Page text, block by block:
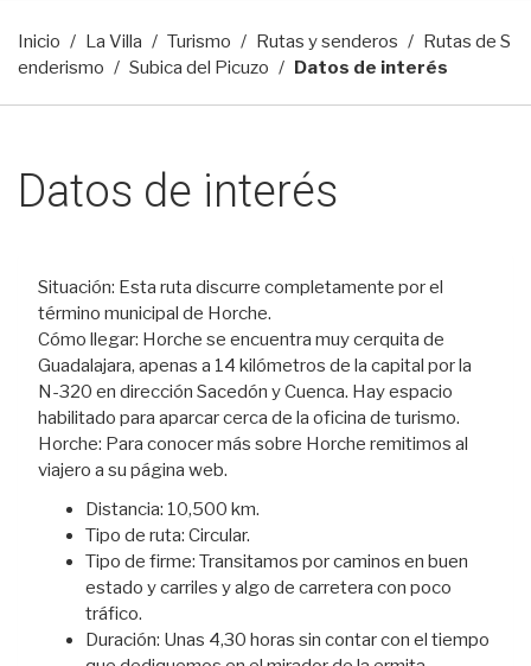
Inicio La Villa Turismo Rutas y senderos
Rutas de S
enderismo
Subica del Picuzo Datos de interés
Datos de interés
Situación: Esta ruta discurre completamente por el
término municipal de Horche.
Cómo llegar: Horche se encuentra muy cerquita de
Guadalajara, apenas a 14 kilómetros de la capital por la
N-320 en dirección Sacedón y Cuenca. Hay espacio
habilitado para aparcar cerca de la oficina de turismo.
Horche: Para conocer más sobre Horche remitimos al
viajero a su página web.
Distancia: 10,500 km.
Tipo de ruta: Circular.
Tipo de firme: Transitamos por caminos en buen
estado y carriles y algo de carretera con poco
tráfico.
Duración: Unas 4,30 horas sin contar con el tiempo